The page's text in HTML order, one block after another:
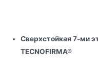
Сверхстойкая 7-ми
TECNOFIRMA®